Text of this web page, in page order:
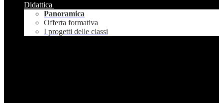
Didattica
Panoramica
Offerta formativa
I progetti delle classi